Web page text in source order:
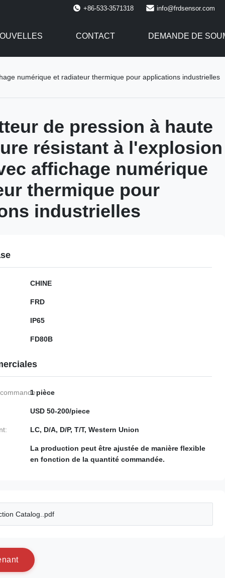
+86-533-3571318 info@frdsensor.com
CONTACT DEMANDE DE
numérique et radiateur thermique pour applications industrielles
de pression à haute
résistant à l'explosion
affichage numérique
thermique pour
industrielles
CHINE
FRD
IP65
FD80B
1 pièce
USD 50-200/piece
LC, D/A, D/P, T/T, Western Union
La production peut être ajustée de manière flexible
en fonction de la quantité commandée.
Catalog..pdf
nant